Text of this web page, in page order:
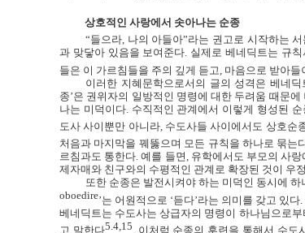
상호적인 사랑에서 솟아나는 순종
“들으라, 나의 아들아”라는 권고로 시작하는
과 맞닿아 있음을 보여준다. 실제로 베네딕트는 규
들은 이 가르침들을 주의 깊게 듣고 마음으로 받아들
이러한 지혜문학으로서의 글의 성격은 베네딕
종’은 권위자의 일방적인 명령에 대한 두려움 때문
나는 미덕이다. 수직적인 관계에서 이렇게 형성된
도사 사이뿐만 아니라, 수도사들 사이에서도 상호순
처음과 마지막을 꿰뚫으며 모든 규칙을 하나로 묶는
르침과도 통한다.예를 들면, 유학에서도 부모의 사
제자매와 친구와의 수평적인 관계로 확장된 것이 우
또한 순종은 발전시켜야 하는 미덕인 동시에
oboedire’는 어원적으로 ‘듣다’라는 의미를 갖고 있다
베네딕트는 수도사는 상급자의 명령이 하나님으로
고 말한다5.4,15. 이처럼 순종의 훈련을 통해서 수도